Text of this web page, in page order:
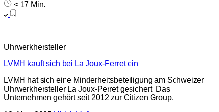
< 17 Min.
Uhrwerkhersteller
LVMH kauft sich bei La Joux-Perret ein
LVMH hat sich eine Minderheitsbeteiligung am Schweizer
Uhrwerkhersteller La Joux-Perret gesichert. Das
Unternehmen gehört seit 2012 zur Citizen Group.